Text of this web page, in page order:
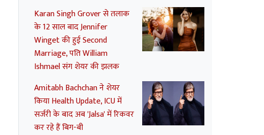
Karan Singh Grover से तलाक
के 12 साल बाद Jennifer
Winget की हुई Second
Marriage, पति William
Ishmael संग शेयर की झलक
Amitabh Bachchan ने शेयर
किया Health Update, ICU में
सर्जरी के बाद अब 'Jalsa' में रिकवर
कर रहे हैं बिग-बी